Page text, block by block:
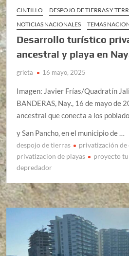
CINTILLO DESPOJO DE TIERRAS Y
NOTICIAS NACIONALES
TEMAS
Desarrollo turístico
ancestral y playa en
grieta 16 mayo, 2025
Imagen: Javier Frías/Quadratín
BANDERAS, Nay., 16 de mayo de
ancestral que conecta a los
y San Pancho, en el municipio de …
despojo de tierras
privatización de
privatizacion de playas
proyecto
depredador